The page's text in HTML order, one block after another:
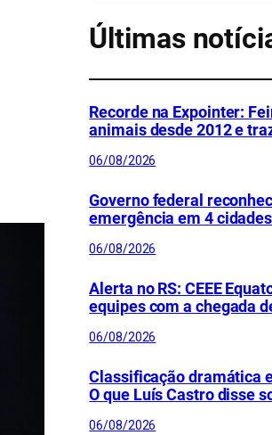
Últimas
Recorde na Expointer:
animais desde 2012 e
06/08/2026
Governo federal
emergência em 4
06/08/2026
Alerta no RS: CEEE
equipes com a chegada
06/08/2026
Classificação dramática
O que Luís Castro disse
06/08/2026